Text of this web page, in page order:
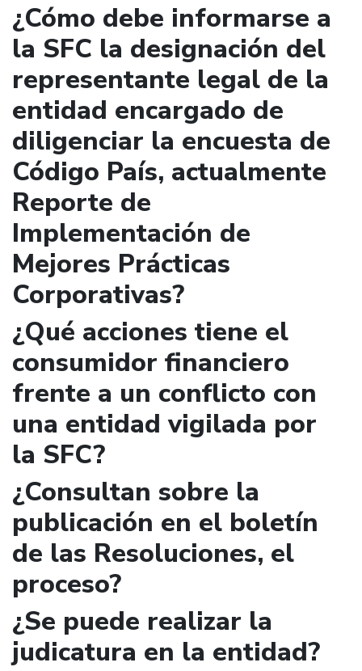
¿Cómo debe informarse a
la SFC la designación del
representante legal de la
entidad encargado de
diligenciar la encuesta de
Código País, actualmente
Reporte de
Implementación de
Mejores Prácticas
Corporativas?
¿Qué acciones tiene el
consumidor financiero
frente a un conflicto con
una entidad vigilada por
la SFC?
¿Consultan sobre la
publicación en el boletín
de las Resoluciones, el
proceso?
¿Se puede realizar la
judicatura en la entidad?